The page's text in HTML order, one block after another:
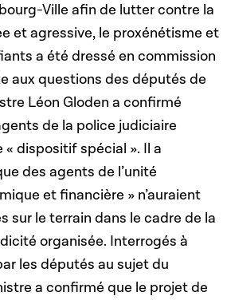
Ville afin de lutter contre la
et agressive, le proxénétisme et
a été dressé en commission
aux questions des députés de
Léon Gloden a confirmé
de la police judiciaire
dispositif spécial ». Il a
des agents de l’unité
et financière » n’auraient
sur le terrain dans le cadre de la
organisée. Interrogés à
les députés au sujet du
a confirmé que le projet de